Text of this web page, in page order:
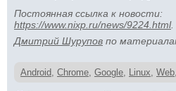
Постоянная ссылка к новости:
https://www.nixp.ru/news/9224.html.
Дмитрий Шурупов по
Android, Chrome, Google, Linux, Web,